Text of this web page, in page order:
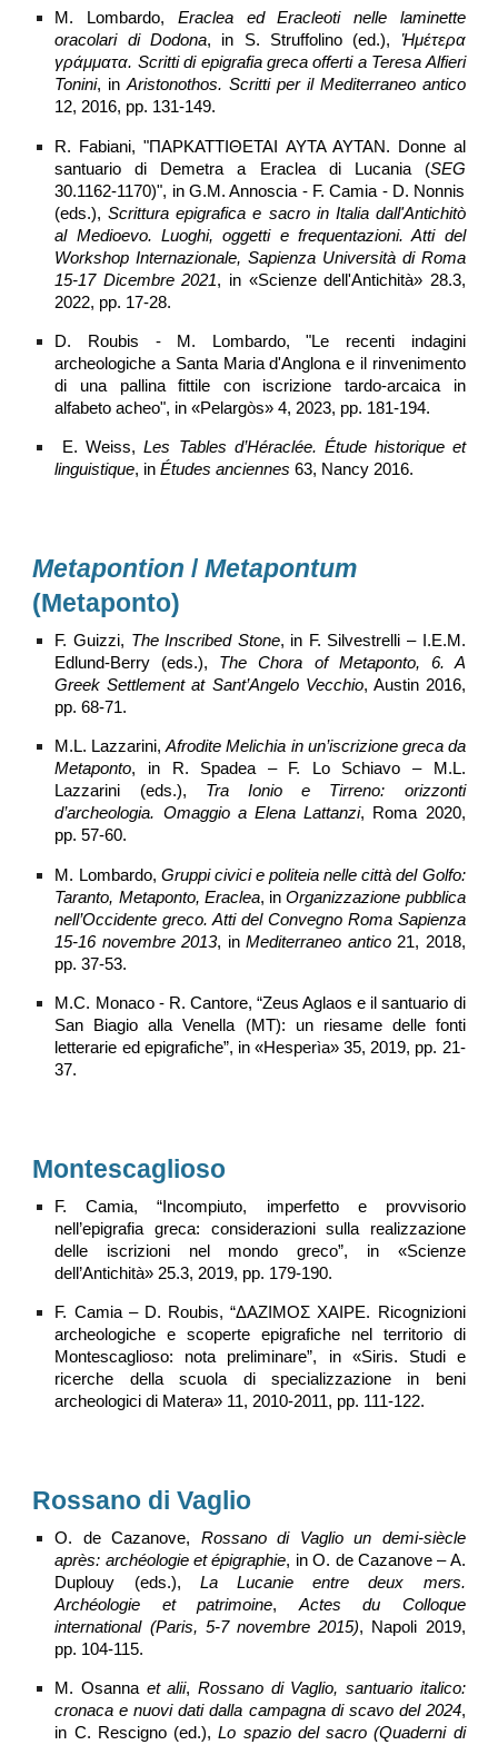
M. Lombardo, Eraclea ed Eracleoti nelle laminette
oracolari di Dodona, in S. Struffolino (ed.), Ἡμέτερα
γράμματα. Scritti di epigrafia greca offerti a Teresa Alfieri
Tonini, inAristonothos. Scritti per il Mediterraneo antico
12, 2016, pp. 131-149.
R. Fabiani, "ΠΑΡΚΑΤΤΙΘΕΤΑΙ ΑΥΤΑ ΑΥΤΑΝ. Donne al
santuario di Demetra a Eraclea di Lucania (SEG
30.1162-1170)", in G.M. Annoscia - F. Camia - D. Nonnis
(eds.),Scrittura epigrafica e sacro in Italia dall'Antichitò
al Medioevo. Luoghi, oggetti e frequentazioni. Atti del
Workshop Internazionale, Sapienza Università di Roma
15-17 Dicembre 2021, in «Scienze dell'Antichità» 28.3,
2022, pp. 17-28.
D. Roubis - M. Lombardo, "Le recenti indagini
archeologiche a Santa Maria d'Anglona e il rinvenimento
di una pallina fittile con iscrizione tardo-arcaica in
alfabeto acheo", in «Pelargòs» 4, 2023, pp. 181-194.
E. Weiss,Les Tables d’Héraclée. Étude historique et
linguistique, inÉtudes anciennes 63, Nancy 2016.
Metapontion /Metapontum
(Metaponto)
F. Guizzi, The Inscribed Stone, in F. Silvestrelli – I.E.M.
Edlund-Berry (eds.), The Chora of Metaponto, 6. A
Greek Settlement at Sant’Angelo Vecchio, Austin 2016,
pp. 68-71.
M.L. Lazzarini,Afrodite Melichia in un’iscrizione greca da
Metaponto, in R. Spadea – F. Lo Schiavo – M.L.
Lazzarini (eds.), Tra Ionio e Tirreno: orizzonti
d’archeologia. Omaggio a Elena Lattanzi, Roma 2020,
pp. 57-60.
M. Lombardo, Gruppi civici e politeia nelle città del Golfo:
Taranto, Metaponto, Eraclea, inOrganizzazione pubblica
nell’Occidente greco. Atti del Convegno Roma Sapienza
15-16 novembre 2013, inMediterraneo antico21, 2018,
pp. 37-53.
M.C. Monaco - R. Cantore, “Zeus Aglaos e il santuario di
San Biagio alla Venella (MT): un riesame delle fonti
letterarie ed epigrafiche”, in «Hesperìa» 35, 2019, pp. 21-
37.
Montescaglioso
F. Camia, “Incompiuto, imperfetto e provvisorio
nell’epigrafia greca: considerazioni sulla realizzazione
delle iscrizioni nel mondo greco”, in «Scienze
dell’Antichità» 25.3, 2019, pp. 179-190.
F. Camia – D. Roubis, “ΔΑΖΙΜΟΣ ΧΑΙΡΕ. Ricognizioni
archeologiche e scoperte epigrafiche nel territorio di
Montescaglioso: nota preliminare”, in «Siris. Studi e
ricerche della scuola di specializzazione in beni
archeologici di Matera» 11, 2010-2011, pp. 111-122.
Rossano di Vaglio
O. de Cazanove, Rossano di Vaglio un demi-siècle
après: archéologie et épigraphie, in O. de Cazanove – A.
Duplouy (eds.), La Lucanie entre deux mers.
Archéologie et patrimoine, Actes du Colloque
international (Paris, 5-7 novembre 2015), Napoli 2019,
pp. 104-115.
M. Osanna et alii,Rossano di Vaglio, santuario italico:
cronaca e nuovi dati dalla campagna di scavo del 2024,
in C. Rescigno (ed.),Lo spazio del sacro (Quaderni di